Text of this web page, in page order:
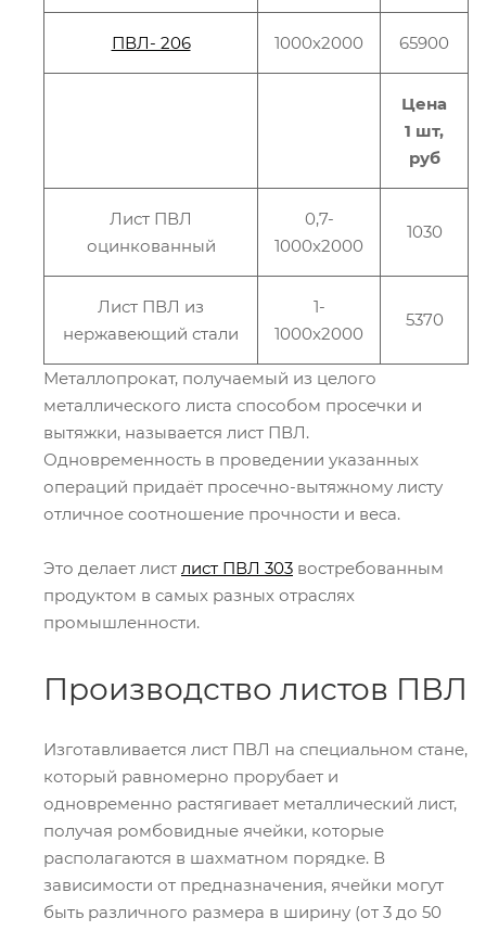
ПВЛ- 206 1000х2000 65900
Цена
1 шт,
руб
Лист ПВЛ
оцинкованный
0,7-
1000x2000
1030
Лист ПВЛ из
нержавеющий стали
1-
1000x2000
5370
Металлопрокат, получаемый из целого
металлического листа способом просечки и
вытяжки, называется лист ПВЛ.
Одновременность в проведении указанных
операций придаёт просечно-вытяжному листу
отличное соотношение прочности и веса.
Это делает лист лист ПВЛ 303 востребованным
продуктом в самых разных отраслях
промышленности.
Производство листов ПВЛ
Изготавливается лист ПВЛ на специальном стане,
который равномерно прорубает и
одновременно растягивает металлический лист,
получая ромбовидные ячейки, которые
располагаются в шахматном порядке. В
зависимости от предназначения, ячейки могут
быть различного размера в ширину (от 3 до 50